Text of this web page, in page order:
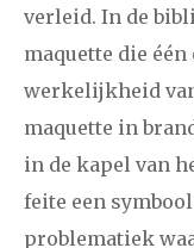
verleid. In de
maquette die
werkelijkheid
maquette in
in de kapel van
feite een
problematiek